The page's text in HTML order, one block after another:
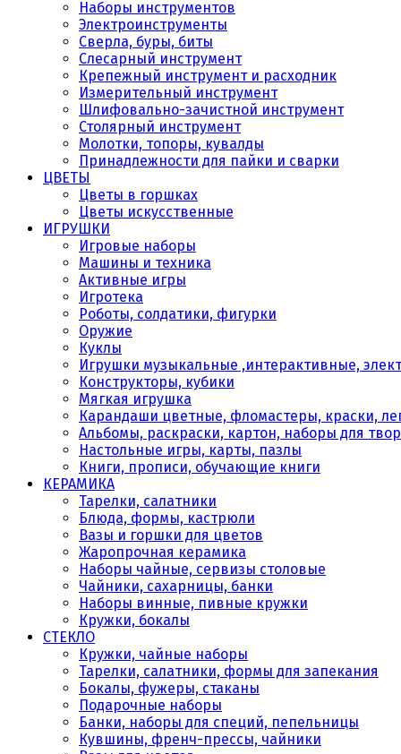
Наборы инструментов
Электроинструменты
Сверла, буры, биты
Слесарный инструмент
Крепежный инструмент и расходник
Измерительный инструмент
Шлифовально-зачистной инструмент
Столярный инструмент
Молотки, топоры, кувалды
Принадлежности для пайки и сварки
ЦВЕТЫ
Цветы в горшках
Цветы искусственные
ИГРУШКИ
Игровые наборы
Машины и техника
Активные игры
Игротека
Роботы, солдатики, фигурки
Оружие
Куклы
Игрушки музыкальные ,интерактивные,
Конструкторы, кубики
Мягкая игрушка
Карандаши цветные, фломастеры, краски,
Альбомы, раскраски, картон, наборы для
Настольные игры, карты, пазлы
Книги, прописи, обучающие книги
КЕРАМИКА
Тарелки, салатники
Блюда, формы, кастрюли
Вазы и горшки для цветов
Жаропрочная керамика
Наборы чайные, сервизы столовые
Чайники, сахарницы, банки
Наборы винные, пивные кружки
Кружки, бокалы
СТЕКЛО
Кружки, чайные наборы
Тарелки, салатники, формы для запекания
Бокалы, фужеры, стаканы
Подарочные наборы
Банки, наборы для специй, пепельницы
Кувшины, френч-прессы, чайники